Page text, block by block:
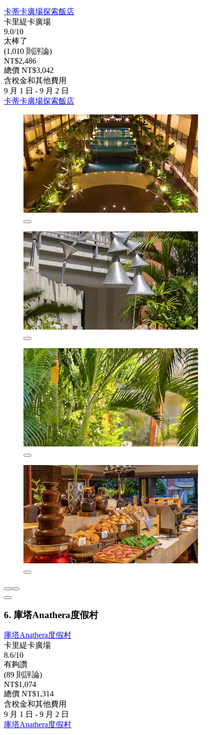
卡蒂卡廣場探索飯店
卡里緹卡廣場
9.0/10
太棒了
(1,010 則評論)
NT$2,486
總價 NT$3,042
含稅金和其他費用
9 月 1 日 - 9 月 2 日
卡蒂卡廣場探索飯店
6. 庫塔Anathera度假村
庫塔Anathera度假村
卡里緹卡廣場
8.6/10
有夠讚
(89 則評論)
NT$1,074
總價 NT$1,314
含稅金和其他費用
9 月 1 日 - 9 月 2 日
庫塔Anathera度假村